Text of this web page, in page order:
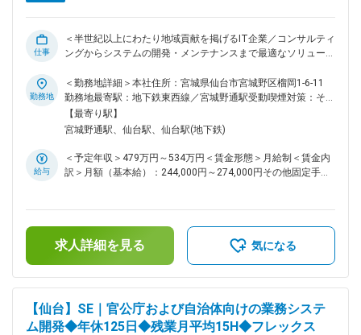
仕事
＜半世紀以上にわたり地域貢献を掲げるIT企業／コンサルティ
ングからシステムの開発・メンテナンスまで最適なソリューシ
概要： 新規自社サービスの開発をお任せします。 ■業務詳
細： ◇新規自社サービスの設計・開発・保守（CrewWorksな
ど） ◇既存自社サービスの保守 ◇生成AIに関する研究・開発 ◇
自社サービスのインフラ構築（AWS） ■組織構成： サービス
して開発チームに合流していただき、簡単な開発から担当いた
だきます。 ◇ペアプログラミングやコードレビューなどを通し
心に、官公・自治体や民間企業向けに情報システムの企画・構
築・運用を一貫して手掛けてきた技術者集団です。 ◇とりわけ
福島をはじめとした地域自治体との取引実績が厚く、住民情
報、税務、福祉、防災など、地域生活を支える幅広い領域でIT
を聞きながら改善提案を続けてきたことで、「地域の業務を理
解しているパートナー」として長期的な信頼関係を築いている
点が、同業他社と比較した際の大きな強みです。 変更の範
囲：会社の定める業務
勤務地
＜勤務地詳細＞本社住所：宮城県仙台市宮城野区榴岡1-6-11
勤務地最寄駅：地下鉄東西線／宮城野通駅受動喫煙対策：その
他（屋内喫煙室整備（電子のみ））変更の範囲：会社の定める
事業所（リモートワーク含む）
【最寄り駅】
宮城野通駅、仙台駅、仙台駅(地下鉄)
給与
＜予定年収＞479万円～534万円＜賃金形態＞月給制＜賃金内
訳＞月額（基本給）：244,000円～274,000円その他固定手当/
当：住宅手当■昇給：年1回（4月）■賞与：年3回（夏期、冬
期、年末）※2023年実績5.6か月、2024年実績5.3か月、2025
年実績5.4か月賃金はあくまでも目安の金額であり、選考を通
た表記です。
求人詳細を見る 気になる
【仙台】SE｜官公庁および自治体向けの業務システ
ム開発◆年休125日◆残業月平均15H◆フレックス